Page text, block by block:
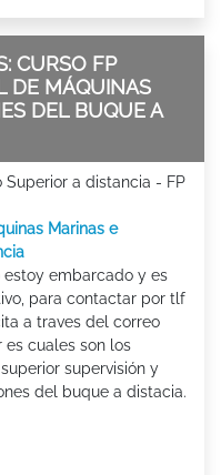
CURSO FP
DE MÁQUINAS
DEL BUQUE A
Superior a distancia - FP
Marinas e
embarcado y es
para contactar por tlf
a traves del correo
es cuales son los
supervisión y
del buque a distacia.